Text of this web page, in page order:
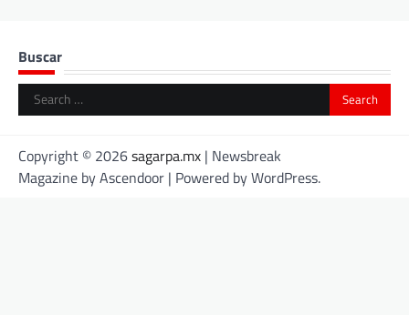
Buscar
Search
for:
Copyright © 2026sagarpa.mx | Newsbreak
Magazine byAscendoor | Powered byWordPress.